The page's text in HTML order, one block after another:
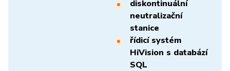
diskontinuální
neutralizační
stanice
řídicí systém
HiVision s databází
SQL